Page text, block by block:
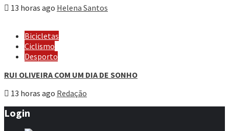
13 horas ago Helena Santos
Bicicletas
Ciclismo
Desporto
RUI OLIVEIRA COM UM DIA DE SONHO
13 horas ago Redação
Login